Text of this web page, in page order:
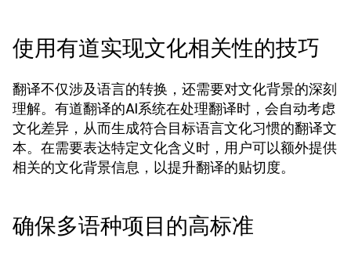
使用有道实现文化相关性的技巧
翻译不仅涉及语言的转换，还需要对文化背景的深刻
理解。有道翻译的AI系统在处理翻译时，会自动考虑
文化差异，从而生成符合目标语言文化习惯的翻译文
本。在需要表达特定文化含义时，用户可以额外提供
相关的文化背景信息，以提升翻译的贴切度。
确保多语种项目的高标准